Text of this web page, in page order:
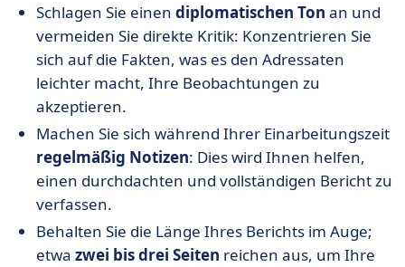
Schlagen Sie einen diplomatischen Ton an und
vermeiden Sie direkte Kritik: Konzentrieren Sie
sich auf die Fakten, was es den Adressaten
leichter macht, Ihre Beobachtungen zu
akzeptieren.
Machen Sie sich während Ihrer Einarbeitungszeit
regelmäßig Notizen: Dies wird Ihnen helfen,
einen durchdachten und vollständigen Bericht zu
verfassen.
Behalten Sie die Länge Ihres Berichts im Auge;
etwa zwei bis drei Seiten reichen aus, um Ihre